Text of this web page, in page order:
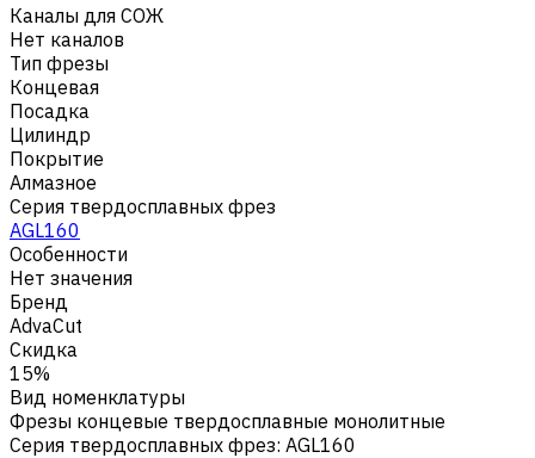
Каналы для СОЖ
Нет каналов
Тип фрезы
Концевая
Посадка
Цилиндр
Покрытие
Алмазное
Серия твердосплавных фрез
AGL160
Особенности
Нет значения
Бренд
AdvaCut
Скидка
15%
Вид номенклатуры
Фрезы концевые твердосплавные монолитные
Серия твердосплавных фрез: AGL160